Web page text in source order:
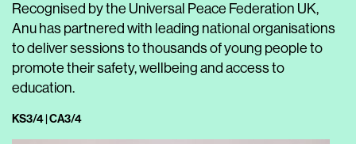
Recognised by the Universal Peace Federation UK,
Anu has partnered with leading national organisations
to deliver sessions to thousands of young people to
promote their safety, wellbeing and access to
education.
KS3/4 | CA3/4